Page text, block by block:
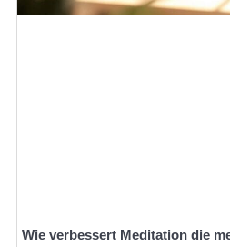
Wie verbessert Meditation die